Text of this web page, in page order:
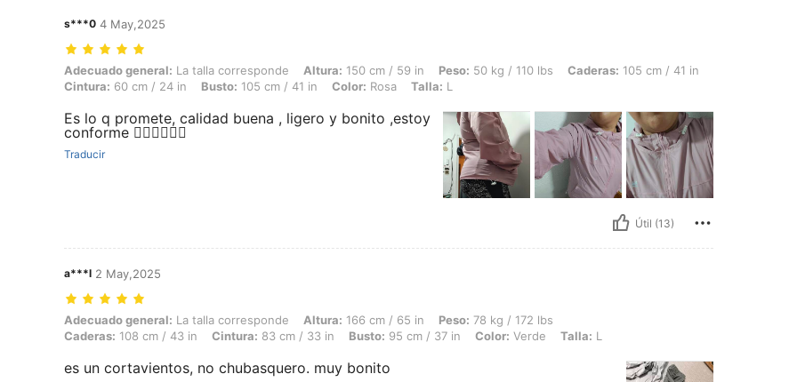
s***0 4 May,2025
Adecuado general: La talla corresponde, Altura: 150 cm / 59 in, Peso: 50 kg / 110 lbs, Caderas: 105 cm / 41 in, Cintura: 60 cm / 24 in, Busto: 105 cm /
Adecuado general: La talla corresponde Altura: 150 cm / 59 in Peso: 50 kg / 110 lbs Caderas: 105 cm / 41 in
Cintura: 60 cm / 24 in Busto: 105 cm / 41 in Color: Rosa Talla: L
Es lo q promete, calidad buena , ligero y bonito ,estoy
conforme 👍🏽👍🏽👍🏽
Traducir
Útil (13)
a***l 2 May,2025
Adecuado general: La talla corresponde, Altura: 166 cm / 65 in, Peso: 78 kg / 172 lbs, Caderas: 108 cm / 43 in, Cintura: 83 cm / 33 in, Busto: 95 cm /
Adecuado general: La talla corresponde Altura: 166 cm / 65 in Peso: 78 kg / 172 lbs
Caderas: 108 cm / 43 in Cintura: 83 cm / 33 in Busto: 95 cm / 37 in Color: Verde Talla: L
es un cortavientos, no chubasquero. muy bonito